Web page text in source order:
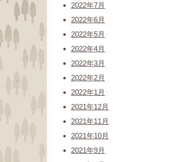
2022年7月
2022年6月
2022年5月
2022年4月
2022年3月
2022年2月
2022年1月
2021年12月
2021年11月
2021年10月
2021年9月